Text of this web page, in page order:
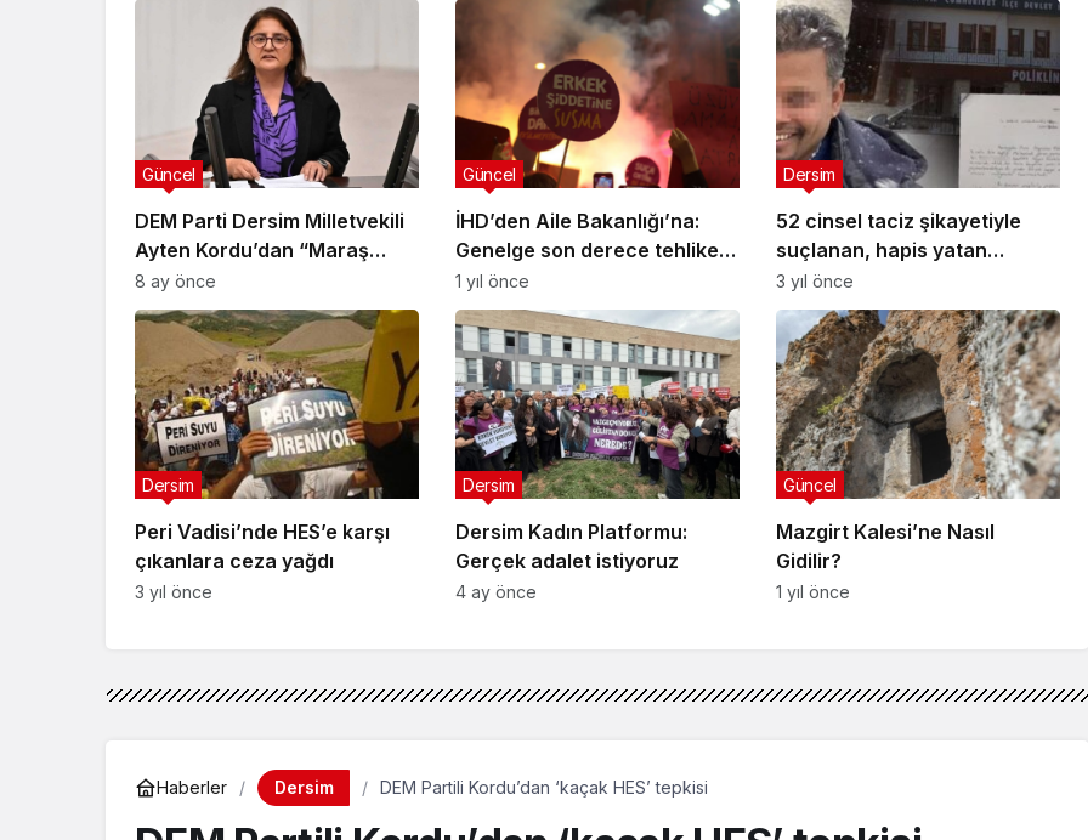
DEM Parti Dersim Milletvekili
Ayten Kordu’dan “Maraş
Katliamı ile Yüzleşme” kanun
teklifi
Güncel
8 ay önce
İHD’den Aile Bakanlığı’na:
Genelge son derece tehlikeli
ve çağ dışı, geri çekin
Güncel
1 yıl önce
52 cinsel taciz şikayetiyle
suçlanan, hapis yatan
Pakistanlı doktor yine
Pertek’e gönderildi
Dersim
3 yıl önce
Peri Vadisi’nde HES’e karşı
çıkanlara ceza yağdı
Dersim
3 yıl önce
Dersim Kadın Platformu:
Gerçek adalet istiyoruz
Dersim
4 ay önce
Mazgirt Kalesi’ne Nasıl
Gidilir?
Güncel
1 yıl önce
Haberler Dersim DEM Partili Kordu’dan ‘kaçak HES’ tepkisi